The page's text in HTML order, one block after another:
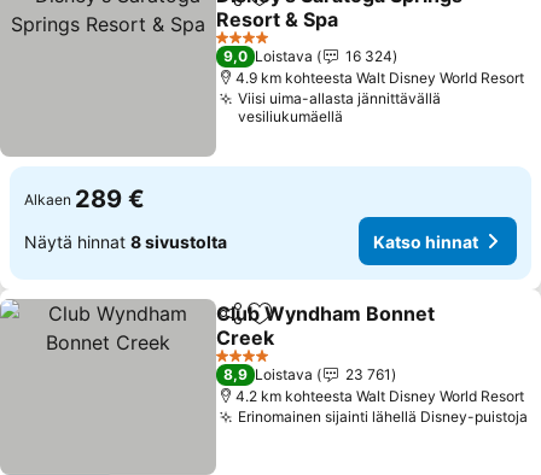
Jaa Lisää suosikkeihin
Resort & Spa
Katso hinnat
4 Tähtiluokitus
9,0 Loistava
16 324
4.9 km kohteesta Walt Disney World Resort
Viisi uima-allasta jännittävällä
vesiliukumäellä
Alkaen 289 €
Näytä hinnat 8 sivustolta Katso hinnat
Jaa Lisää suosikkeihin
Club Wyndham Bonnet
Creek
Katso hinnat
4 Tähtiluokitus
8,9 Loistava
23 761
4.2 km kohteesta Walt Disney World Resort
Erinomainen sijainti lähellä Disney-puistoja